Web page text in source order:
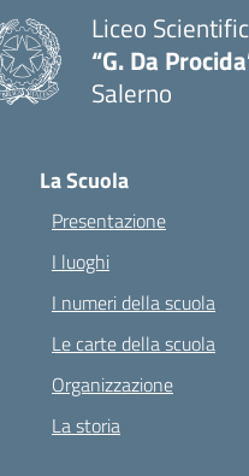
Liceo
“G. Da
Salerno
La Scuola
Presentazione
I luoghi
I numeri della scuola
Le carte della scuola
Organizzazione
La storia